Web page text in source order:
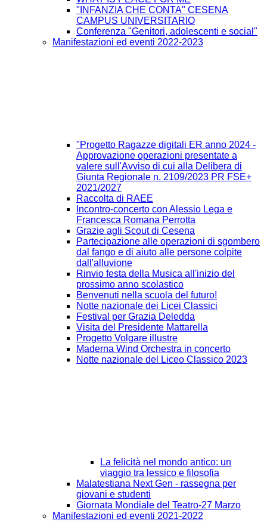
"INFANZIA CHE CONTA" CESENA
CAMPUS UNIVERSITARIO
Conferenza "Genitori, adolescenti e social"
Manifestazioni ed eventi 2022-2023
"Progetto Ragazze digitali ER anno 2024 -
Approvazione operazioni presentate a
valere sull'Avviso di cui alla Delibera di
Giunta Regionale n. 2109/2023 PR FSE+
2021/2027
Raccolta di RAEE
Incontro-concerto con Alessio Lega e
Francesca Romana Perrotta
Grazie agli Scout di Cesena
Partecipazione alle operazioni di sgombero
dal fango e di aiuto alle persone colpite
dall'alluvione
Rinvio festa della Musica all'inizio del
prossimo anno scolastico
Benvenuti nella scuola del futuro!
Notte nazionale dei Licei Classici
Festival per Grazia Deledda
Visita del Presidente Mattarella
Progetto Volgare illustre
Maderna Wind Orchestra in concerto
Notte nazionale del Liceo Classico 2023
La felicità nel mondo antico: un
viaggio tra lessico e filosofia
Malatestiana Next Gen - rassegna per
giovani e studenti
Giornata Mondiale del Teatro-27 Marzo
Manifestazioni ed eventi 2021-2022